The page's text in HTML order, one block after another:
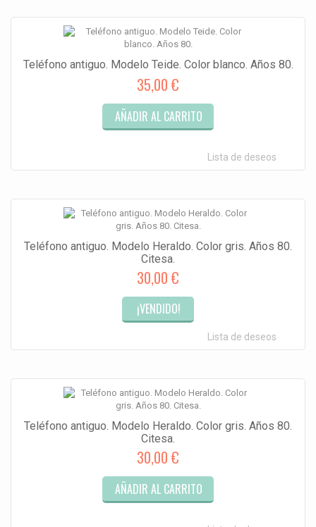
Teléfono antiguo. Modelo Teide. Color blanco. Años 80.
35,00 €
AÑADIR AL CARRITO
Lista de deseos
Teléfono antiguo. Modelo Heraldo. Color gris. Años 80.
Citesa.
30,00 €
¡VENDIDO!
Lista de deseos
Teléfono antiguo. Modelo Heraldo. Color gris. Años 80.
Citesa.
30,00 €
AÑADIR AL CARRITO